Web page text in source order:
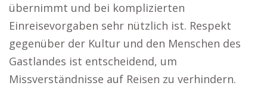
übernimmt und bei komplizierten
Einreisevorgaben sehr nützlich ist. Respekt
gegenüber der Kultur und den Menschen des
Gastlandes ist entscheidend, um
Missverständnisse auf Reisen zu verhindern.